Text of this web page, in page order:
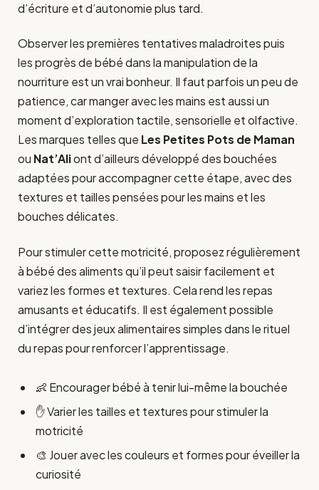
d’écriture et d’autonomie plus tard.
Observer les premières tentatives maladroites puis
les progrès de bébé dans la manipulation de la
nourriture est un vrai bonheur. Il faut parfois un peu de
patience, car manger avec les mains est aussi un
moment d’exploration tactile, sensorielle et olfactive.
Les marques telles que Les Petites Pots de Maman
ou Nat’Aliont d’ailleurs développé des bouchées
adaptées pour accompagner cette étape, avec des
textures et tailles pensées pour les mains et les
bouches délicates.
Pour stimuler cette motricité, proposez régulièrement
à bébé des aliments qu’il peut saisir facilement et
variez les formes et textures. Cela rend les repas
amusants et éducatifs. Il est également possible
d’intégrer des jeux alimentaires simples dans le rituel
du repas pour renforcer l’apprentissage.
👶 Encourager bébé à tenir lui-même la bouchée
✋ Varier les tailles et textures pour stimuler la
motricité
🎨 Jouer avec les couleurs et formes pour éveiller la
curiosité